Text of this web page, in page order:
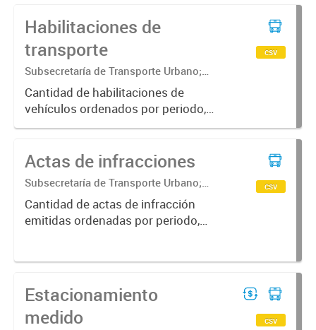
Habilitaciones de
transporte
Subsecretaría de Transporte Urbano;
Secretaría de Movilidad Urbana y
Seguridad ciudadana
Cantidad de habilitaciones de
vehículos ordenados por periodo,
categoría del transporte y calidad
csv
Actas de infracciones
Subsecretaría de Transporte Urbano;
Secretaría de Movilidad Urbana y
Seguridad ciudadana
Cantidad de actas de infracción
emitidas ordenadas por periodo,
csv
Estacionamiento
medido
csv